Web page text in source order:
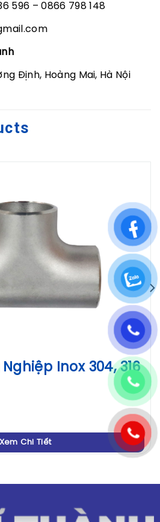
596 – 0866 798 148
Định, Hoàng Mai, Hà Nội
Inox 304, 316
Xem Chi Tiết